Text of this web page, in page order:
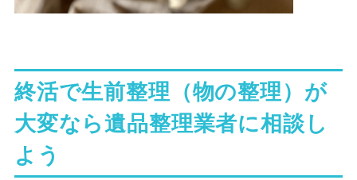
終活で生前整理（物の整理）が
大変なら遺品整理業者に相談し
よう